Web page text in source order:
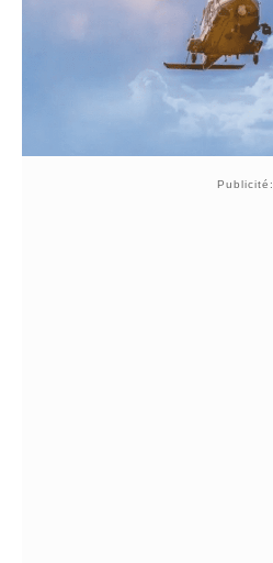
Publicité: